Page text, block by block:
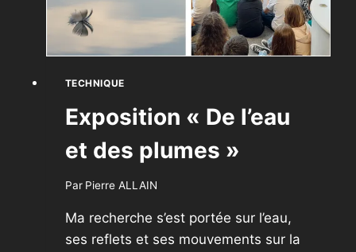
TECHNIQUE
Exposition « De l’eau
et des plumes »
Par Pierre ALLAIN
Ma recherche s’est portée sur l’eau,
ses reflets et ses mouvements sur la